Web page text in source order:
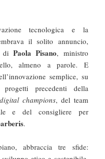
tecnologica e la
il solito annuncio,
Paola Pisano, ministro
almeno a parole. E
semplice, su
precedenti della
digital champions, del team
e del consigliere per
.
abbraccia tre sfide: